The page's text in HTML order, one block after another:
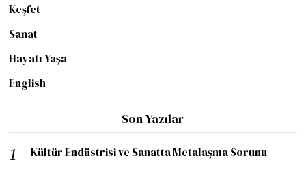
Keşfet
Sanat
Hayatı Yaşa
English
Son Yazılar
Kültür Endüstrisi ve Sanatta Metalaşma Sorunu